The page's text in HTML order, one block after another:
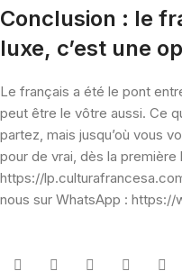
Conclusion : le
luxe, c’est une
Le français a été le pont
peut être le vôtre aussi. Ce
partez, mais jusqu’où vous
pour de vrai, dès la première
https://
nous sur WhatsApp : https://